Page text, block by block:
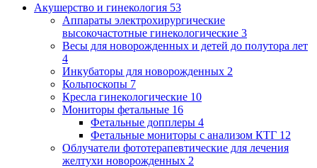
Акушерство и гинекология 53
Аппараты электрохирургические
высокочастотные гинекологические 3
Весы для новорожденных и детей до полутора лет
4
Инкубаторы для новорожденных 2
Кольпоскопы 7
Кресла гинекологические 10
Мониторы фетальные 16
Фетальные допплеры 4
Фетальные мониторы с анализом КТГ 12
Облучатели фототерапевтические для лечения
желтухи новорожденных 2